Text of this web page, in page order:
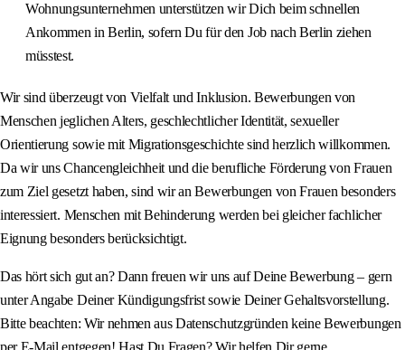
Wohnungsunternehmen unterstützen wir Dich beim schnellen
Ankommen in Berlin, sofern Du für den Job nach Berlin ziehen
müsstest.
Wir sind überzeugt von Vielfalt und Inklusion. Bewerbungen von
Menschen jeglichen Alters, geschlechtlicher Identität, sexueller
Orientierung sowie mit Migrationsgeschichte sind herzlich willkommen.
Da wir uns Chancengleichheit und die berufliche Förderung von Frauen
zum Ziel gesetzt haben, sind wir an Bewerbungen von Frauen besonders
interessiert. Menschen mit Behinderung werden bei gleicher fachlicher
Eignung besonders berücksichtigt.
Das hört sich gut an? Dann freuen wir uns auf Deine Bewerbung – gern
unter Angabe Deiner Kündigungsfrist sowie Deiner Gehaltsvorstellung.
Bitte beachten: Wir nehmen aus Datenschutzgründen keine Bewerbungen